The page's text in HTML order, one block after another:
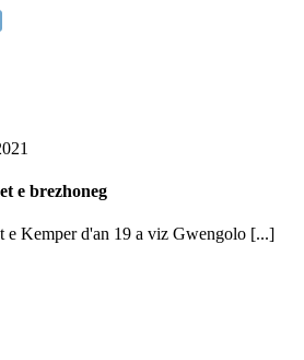
e brezhoneg
e Kemper d'an 19 a viz Gwengolo [...]